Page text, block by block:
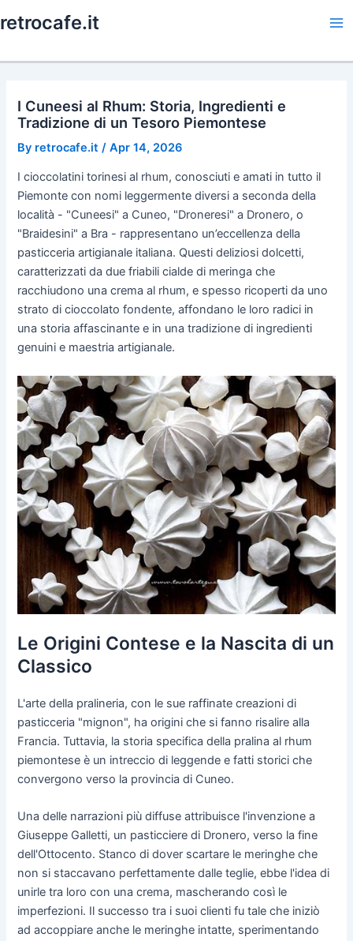
to
retrocafe.it
I Cuneesi al Rhum: Storia, Ingredienti e
Tradizione di un Tesoro Piemontese
By retrocafe.it /Apr 14, 2026
I cioccolatini torinesi al rhum, conosciuti e amati in tutto il
Piemonte con nomi leggermente diversi a seconda della
località - "Cuneesi" a Cuneo, "Droneresi" a Dronero, o
"Braidesini" a Bra - rappresentano un’eccellenza della
pasticceria artigianale italiana. Questi deliziosi dolcetti,
caratterizzati da due friabili cialde di meringa che
racchiudono una crema al rhum, e spesso ricoperti da uno
strato di cioccolato fondente, affondano le loro radici in
una storia affascinante e in una tradizione di ingredienti
genuini e maestria artigianale.
Le Origini Contese e la Nascita di un
Classico
L'arte della pralineria, con le sue raffinate creazioni di
pasticceria "mignon", ha origini che si fanno risalire alla
Francia. Tuttavia, la storia specifica della pralina al rhum
piemontese è un intreccio di leggende e fatti storici che
convergono verso la provincia di Cuneo.
Una delle narrazioni più diffuse attribuisce l'invenzione a
Giuseppe Galletti, un pasticciere di Dronero, verso la fine
dell'Ottocento. Stanco di dover scartare le meringhe che
non si staccavano perfettamente dalle teglie, ebbe l'idea di
unirle tra loro con una crema, mascherando così le
imperfezioni. Il successo tra i suoi clienti fu tale che iniziò
ad accoppiare anche le meringhe intatte, sperimentando